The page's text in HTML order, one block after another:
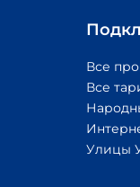
Все
Все
Улицы